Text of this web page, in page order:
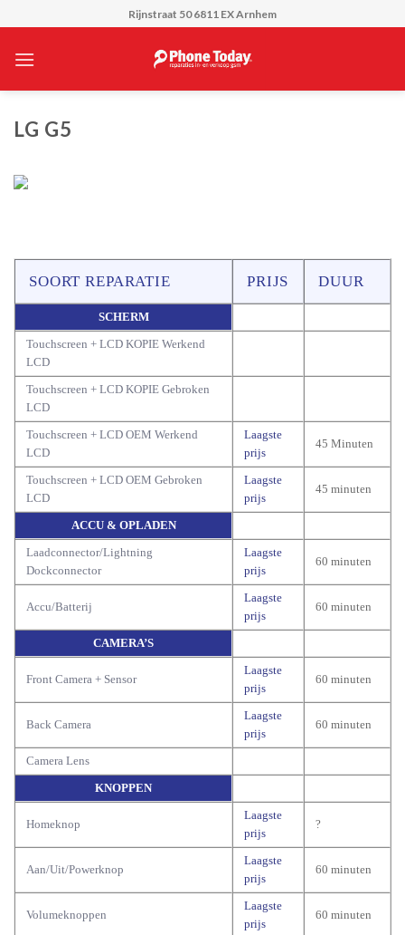
content
Rijnstraat 50 6811 EX Arnhem
LG G5
SOORT REPARATIE PRIJS DUUR
SCHERM
Touchscreen + LCD KOPIE Werkend
LCD
Touchscreen + LCD KOPIE Gebroken
LCD
Touchscreen + LCD OEM Werkend
LCD
Laagste
prijs
45 Minuten
Touchscreen + LCD OEM Gebroken
LCD
Laagste
prijs
45 minuten
ACCU & OPLADEN
Laadconnector/Lightning
Dockconnector
Laagste
prijs
60 minuten
Accu/Batterij
Laagste
prijs
60 minuten
CAMERA’S
Front Camera + Sensor
Laagste
prijs
60 minuten
Back Camera
Laagste
prijs
60 minuten
Camera Lens
KNOPPEN
Homeknop
Laagste
prijs
?
Aan/Uit/Powerknop
Laagste
prijs
60 minuten
Volumeknoppen
Laagste
prijs
60 minuten